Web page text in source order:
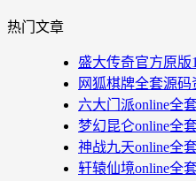
热门文章
盛大传奇官方原版
网狐棋牌全套源
六大门派online全
梦幻昆仑online全
神战九天online全
轩辕仙境online全